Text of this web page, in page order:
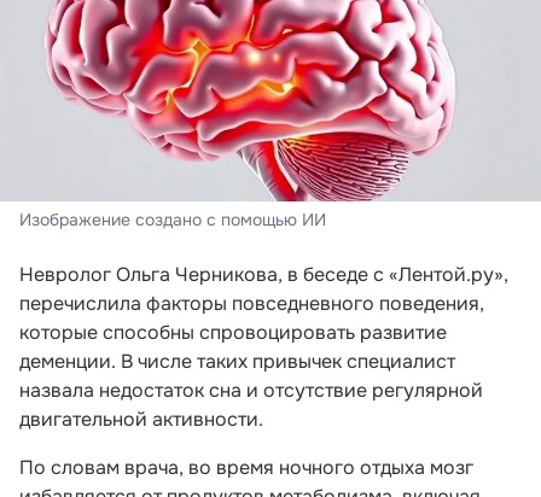
Изображение создано с помощью ИИ
Невролог Ольга Черникова, в беседе с «Лентой.ру»,
перечислила факторы повседневного поведения,
которые способны спровоцировать развитие
деменции. В числе таких привычек специалист
назвала недостаток сна и отсутствие регулярной
двигательной активности.
По словам врача, во время ночного отдыха мозг